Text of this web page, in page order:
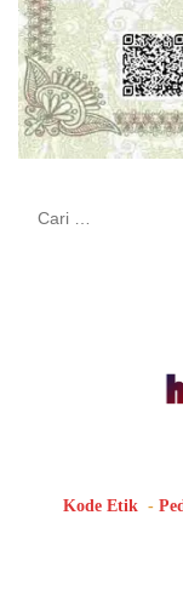
Cari
Kode Etik